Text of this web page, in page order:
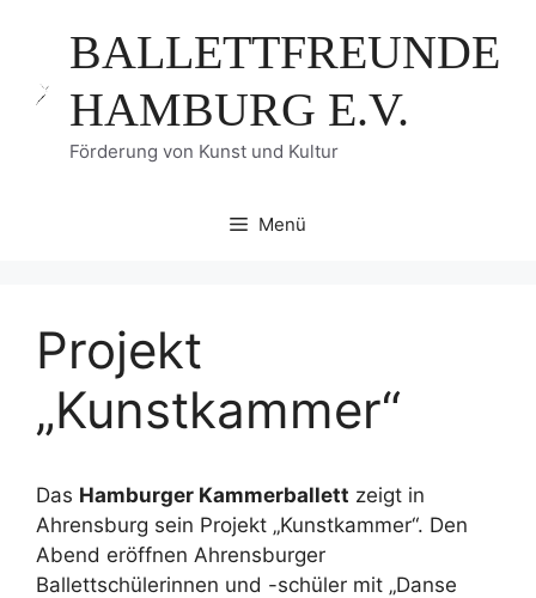
springenBALLETTFREUNDE
HAMBURG E.V.
Förderung von Kunst und Kultur
Menü
Projekt
„Kunstkammer“
Das Hamburger Kammerballett zeigt in
Ahrensburg sein Projekt „Kunstkammer“. Den
Abend eröffnen Ahrensburger
Ballettschülerinnen und -schüler mit „Danse